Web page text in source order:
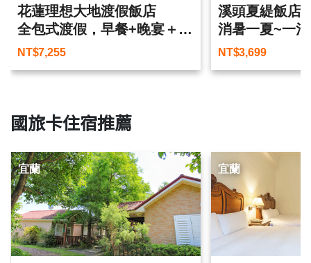
花蓮理想大地渡假飯店
全包式渡假，早餐+晚宴＋運
河漫遊一次滿足
NT$7,255
溪頭夏緹飯店
消暑一夏~一
NT$3,699
國旅卡住宿推薦
宜蘭 宜蘭